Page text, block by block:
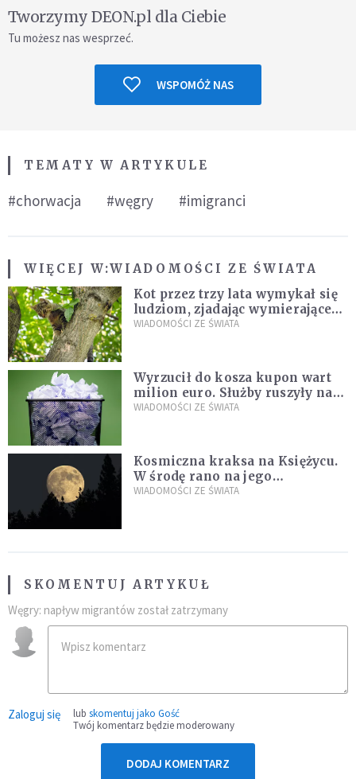
Tworzymy DEON.pl dla Ciebie
Tu możesz nas wesprzeć.
WSPOMÓŻ NAS
TEMATY W ARTYKULE
#chorwacja #węgry #imigranci
WIĘCEJ W:WIADOMOŚCI ZE ŚWIATA
Kot przez trzy lata wymykał się
ludziom, zjadając wymierające
kaczki. W końcu popełnił
WIADOMOŚCI ZE ŚWIATA
Wyrzucił do kosza kupon wart
milion euro. Służby ruszyły na
poszukiwania
WIADOMOŚCI ZE ŚWIATA
Kosmiczna kraksa na Księżycu.
W środę rano na jego
powierzchni dojdzie do
WIADOMOŚCI ZE ŚWIATA
SKOMENTUJ ARTYKUŁ
Węgry: napływ migrantów został zatrzymany
Zaloguj się lub skomentuj jako Gość
Twój komentarz będzie moderowany
DODAJ KOMENTARZ